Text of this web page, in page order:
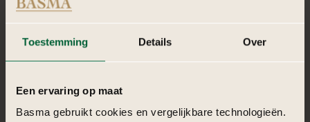
Toestemming Details Over
Een ervaring op maat
Basma gebruikt cookies en vergelijkbare technologieën.
vlam van jullie relatie ontstak. Een voorbeeld zou kunnen zijn dat je
jullie besluiten om diezelfde zonnige dag te kiezen om jullie liefde te
bezegelen.